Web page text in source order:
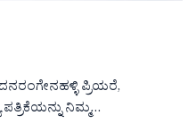
ಪ್ರಿಯರೆ,
ನಿಮ್ಮ…